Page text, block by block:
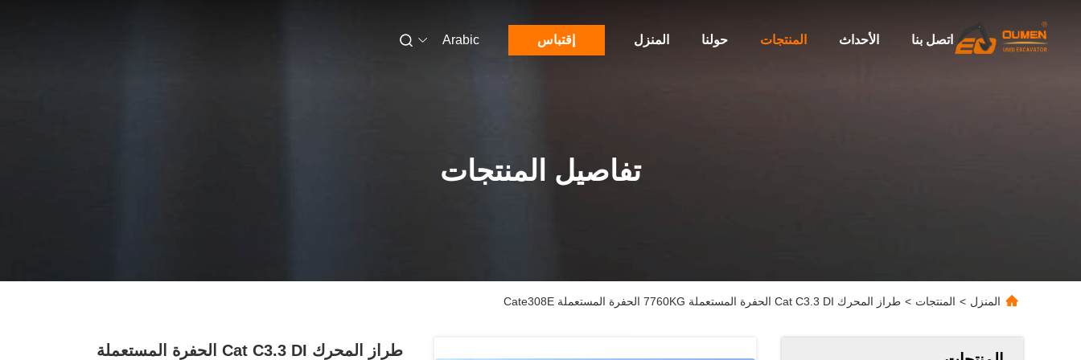
المنزل حولنا المنتجات الأحداث اتصل بنا إقتباس Arabic
تفاصيل المنتجات
المنزل > المنتجات > طراز المحرك Cat C3.3 DI الحفرة المستعملة 7760KG الحفرة المستعملة Cate308E
طراز المحرك Cat C3.3 DI الحفرة المستعملة